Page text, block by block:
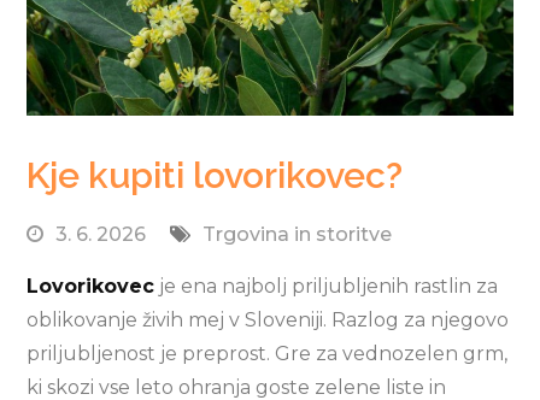
Kje kupiti lovorikovec?
3. 6. 2026 Trgovina in storitve
Lovorikovec je ena najbolj priljubljenih rastlin za
oblikovanje živih mej v Sloveniji. Razlog za njegovo
priljubljenost je preprost. Gre za vednozelen grm,
ki skozi vse leto ohranja goste zelene liste in